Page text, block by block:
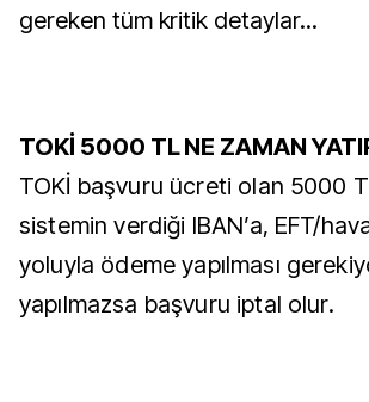
gereken tüm kritik detaylar...
TOKİ 5000 TL NE ZAMAN
TOKİ başvuru ücreti olan 5000
sistemin verdiği IBAN’a, EFT/
yoluyla ödeme yapılması
yapılmazsa başvuru iptal olur.